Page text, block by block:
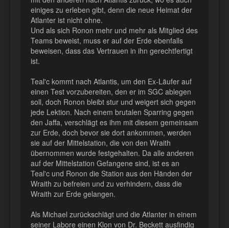
einiges zu erleben gibt, denn die neue Heimat der
Atlanter ist nicht ohne.
Und als sich Ronon mehr und mehr als Mitglied des
Teams beweist, muss er auf der Erde ebenfalls
beweisen, dass das Vertrauen in ihn gerechtfertigt
ist.
Teal'c kommt nach Atlantis, um den Ex-Läufer auf
einen Test vorzubereiten, den er im SGC ablegen
soll, doch Ronon bleibt stur und weigert sich gegen
jede Lektion. Nach einem brutalen Sparring gegen
den Jaffa, verschlägt es ihm mit diesem gemeinsam
zur Erde, doch bevor sie dort ankommen, werden
sie auf der Mittelstation, die von den Wraith
übernommen wurde festgehalten. Da alle anderen
auf der Mittelstation Gefangene sind, ist es an
Teal'c und Ronon die Station aus den Händen der
Wraith zu befreien und zu verhindern, dass die
Wraith zur Erde gelangen.
Als Michael zurückschlägt und die Atlanter in einem
seiner Labore einen Klon von Dr. Beckett ausfindig